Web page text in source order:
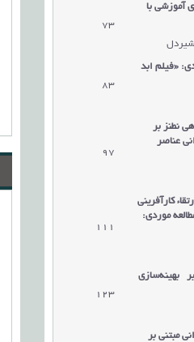
آموزشی با
73
شیردل
«فیلم ابد
83
نطنز بر
عناصر
97
دریافت مقاله
کارآفرینی
موردی:
111
بهینه‌سازی
123
مبتنی بر